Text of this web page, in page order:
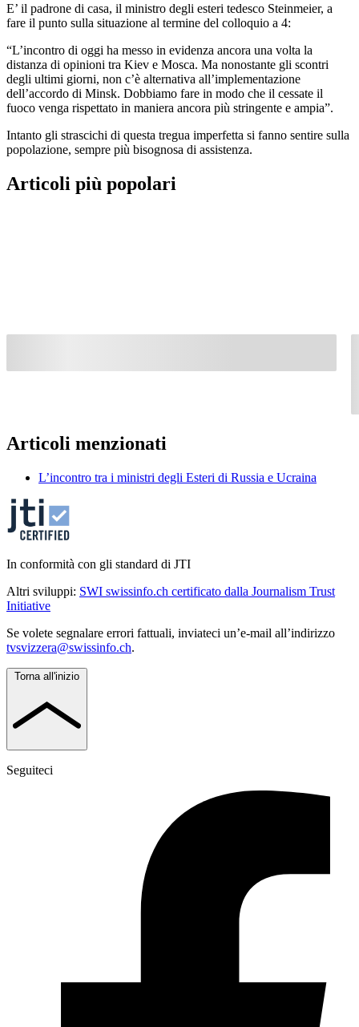
E’ il padrone di casa, il ministro degli esteri tedesco Steinmeier, a
fare il punto sulla situazione al termine del colloquio a 4:
“L’incontro di oggi ha messo in evidenza ancora una volta la
distanza di opinioni tra Kiev e Mosca. Ma nonostante gli scontri
degli ultimi giorni, non c’è alternativa all’implementazione
dell’accordo di Minsk. Dobbiamo fare in modo che il cessate il
fuoco venga rispettato in maniera ancora più stringente e ampia”.
Intanto gli strascichi di questa tregua imperfetta si fanno sentire sulla
popolazione, sempre più bisognosa di assistenza.
Articoli più popolari
Articoli menzionati
L’incontro tra i ministri degli Esteri di Russia e Ucraina
In conformità con gli standard di JTI
Altri sviluppi: SWI swissinfo.ch certificato dalla Journalism Trust
Initiative
Se volete segnalare errori fattuali, inviateci un’e-mail all’indirizzo
tvsvizzera@swissinfo.ch.
Torna all'inizio
Seguiteci